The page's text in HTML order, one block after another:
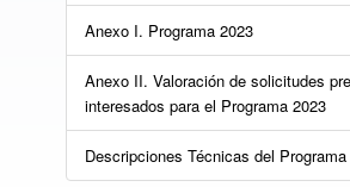
Anexo I. Programa 2023
Anexo II. Valoración de solicitudes
interesados para el Programa 2023
Descripciones Técnicas del